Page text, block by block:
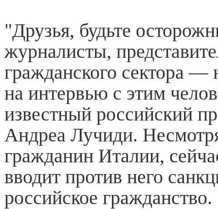
"Друзья, будьте
журналисты,
гражданского сектора —
на интервью с этим
известный российский
Андреа Лучиди.
гражданин Италии,
вводит против него
российское гражданство.